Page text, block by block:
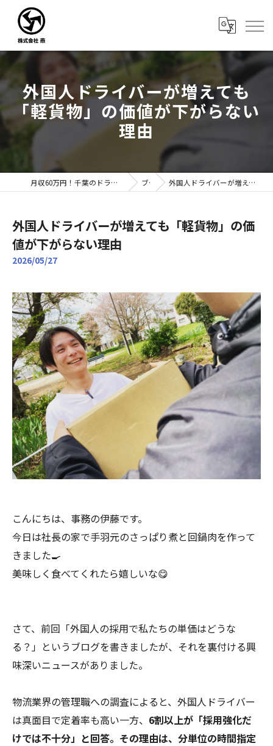
外国人ドライバーが増えても
「軽貨物」の価値が下がらない
理由
月収60万円！千葉のドライバー転職なら株式会社燕｜未経験歓迎 ブログ 外国人ドライバーが増えても「軽貨物」の価値が下がらない理由
外国人ドライバーが増えても「軽貨物」の価
値が下がらない理由
2026/05/27
こんにちは、事務の伊藤です。
今日は社長の家で手羽元のさっぱり煮と回鍋肉を作って
きました🍳
美味しく食べてくれたら嬉しいな😋
さて、前回「外国人の採用で私たちの単価はどうな
る？」というブログを書きましたが、それを裏付ける興
味深いニュースがありました。
物流業界の管理職への調査によると、外国人ドライバー
は真面目で定着率も高い一方、 6割以上が「採用強化だ
けでは不十分」 と回答。その理由は、分単位の時間指定